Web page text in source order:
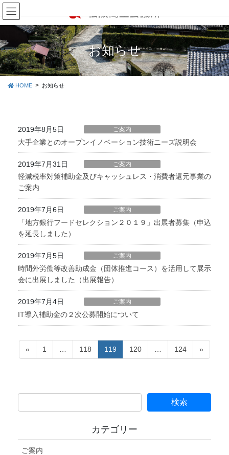
コ
ン
テ
ツ
に
移
ナ
ビ
ゲ
シ
ョ
ン
お知らせ
HOME お知らせ
2019年8月5日 ご案内
大手企業とのオープンイノベーション技術ニーズ説明会
2019年7月31日 ご案内
軽減税率対策補助金及びキャッシュレス・消費者還元事業の
ご案内
2019年7月6日 ご案内
「地方銀行フードセレクション２０１９」出展者募集（申込
を延長しました）
2019年7月5日 ご案内
時間外労働等改善助成金（団体推進コース）を活用して展示
会に出展しました（出展報告）
2019年7月4日 ご案内
IT導入補助金の２次公募開始について
投
稿
ジ
り
«
ペ
ー
1
ペ
ー
118
ペ
ー
119
ペ
ー
120
ペ
ー
124 »
カテゴリー
ご案内